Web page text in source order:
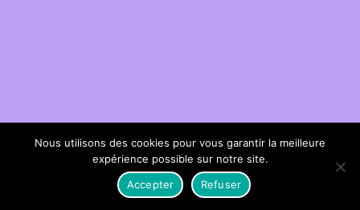
Nous utilisons des cookies pour vous garantir la meilleure
expérience possible sur notre site.
Accepter
Refuser